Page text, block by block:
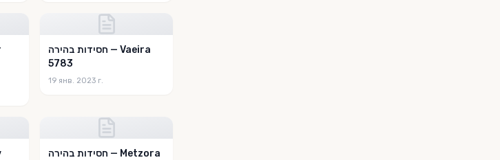
חסידות בהירה — Vaeira
5783
19 янв. 2023 г.
חסידות בהירה — Metzora